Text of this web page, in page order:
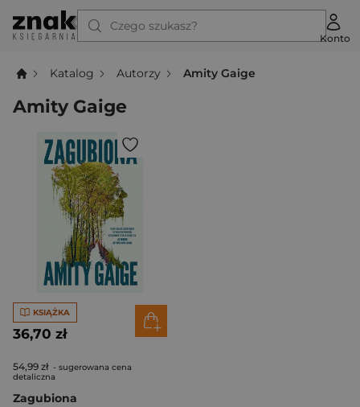
Czego szukasz?
Konto
Katalog Autorzy Amity Gaige
Amity Gaige
KSIĄŻKA
36,70 zł
54,99 zł - sugerowana cena
detaliczna
Zagubiona